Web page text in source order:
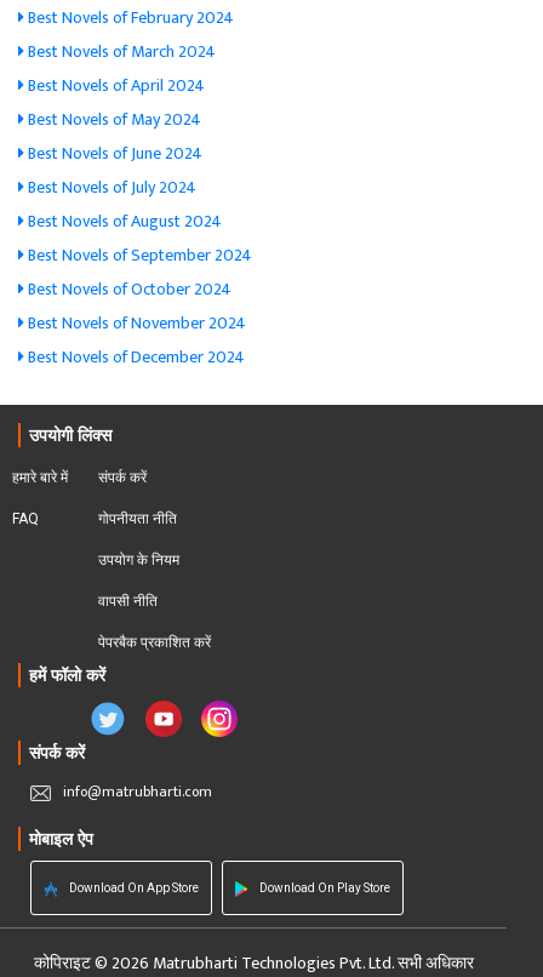
Best Novels of February 2024
Best Novels of March 2024
Best Novels of April 2024
Best Novels of May 2024
Best Novels of June 2024
Best Novels of July 2024
Best Novels of August 2024
Best Novels of September 2024
Best Novels of October 2024
Best Novels of November 2024
Best Novels of December 2024
उपयोगी लिंक्स
हमारे बारे में
FAQ
संपर्क करें
गोपनीयता नीति
उपयोग के नियम
वापसी नीति
पेपरबैक प्रकाशित करें
हमें फॉलो करें
संपर्क करें
info@matrubharti.com
मोबाइल ऐप
Download On App Store Download On Play Store
कोपिराइट © 2026 Matrubharti Technologies Pvt. Ltd. सभी अधिकार